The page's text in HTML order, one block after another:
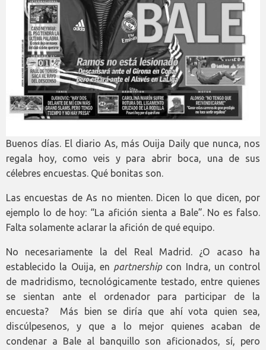
Buenos días. El diario As, más Ouija Daily que nunca, nos
regala hoy, como veis y para abrir boca, una de sus
célebres encuestas. Qué bonitas son.
Las encuestas de As no mienten. Dicen lo que dicen, por
ejemplo lo de hoy: “La afición sienta a Bale”. No es falso.
Falta solamente aclarar la afición de qué equipo.
No necesariamente la del Real Madrid. ¿O acaso ha
establecido la Ouija, en partnership con Indra, un control
de madridismo, tecnológicamente testado, entre quienes
se sientan ante el ordenador para participar de la
encuesta? Más bien se diría que ahí vota quien sea,
discúlpesenos, y que a lo mejor quienes acaban de
condenar a Bale al banquillo son aficionados, sí, pero